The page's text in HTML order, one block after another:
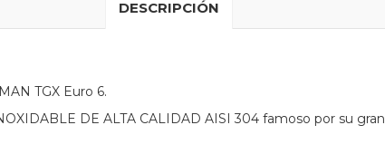
DESCRIPCIÓN
TGX Euro 6.
DE ALTA CALIDAD AISI 304 famoso por su gran